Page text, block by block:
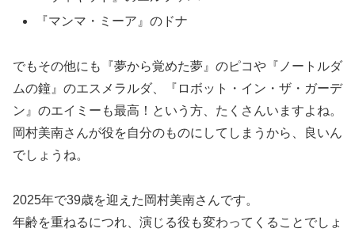
『マンマ・ミーア』のドナ
でもその他にも『夢から覚めた夢』のピコや『ノートルダ
ムの鐘』のエスメラルダ、『ロボット・イン・ザ・ガーデ
ン』のエイミーも最高！という方、たくさんいますよね。
岡村美南さんが役を自分のものにしてしまうから、良いん
でしょうね。
2025年で39歳を迎えた岡村美南さんです。
年齢を重ねるにつれ、演じる役も変わってくることでしょ